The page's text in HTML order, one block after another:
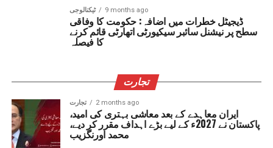
ٹیکنالوجی 9 months ago
ڈیجیٹل خطرات میں اضافہ: حکومت کا وفاقی
سطح پر نیشنل سائبر سیکیورٹی اتھارٹی قائم کرنے
کا فیصلہ
تجارت
تجارت 2 months ago
ایران معاہدے کے بعد معاشی بہتری کی امید،
پاکستان نے 2027ء کے لیے بڑے اہداف مقرر کر دیے،
محمد اورنگزیب